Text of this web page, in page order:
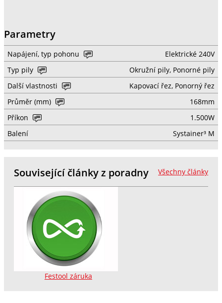
Parametry
Napájení, typ pohonu
Elektrické 240V
Typ pily
Okružní pily, Ponorné pily
Další vlastnosti
Kapovací řez, Ponorný řez
Průměr (mm)
168mm
Příkon
1.500W
Balení
Systainer³ M
Všechny články
Související články z poradny
Festool záruka